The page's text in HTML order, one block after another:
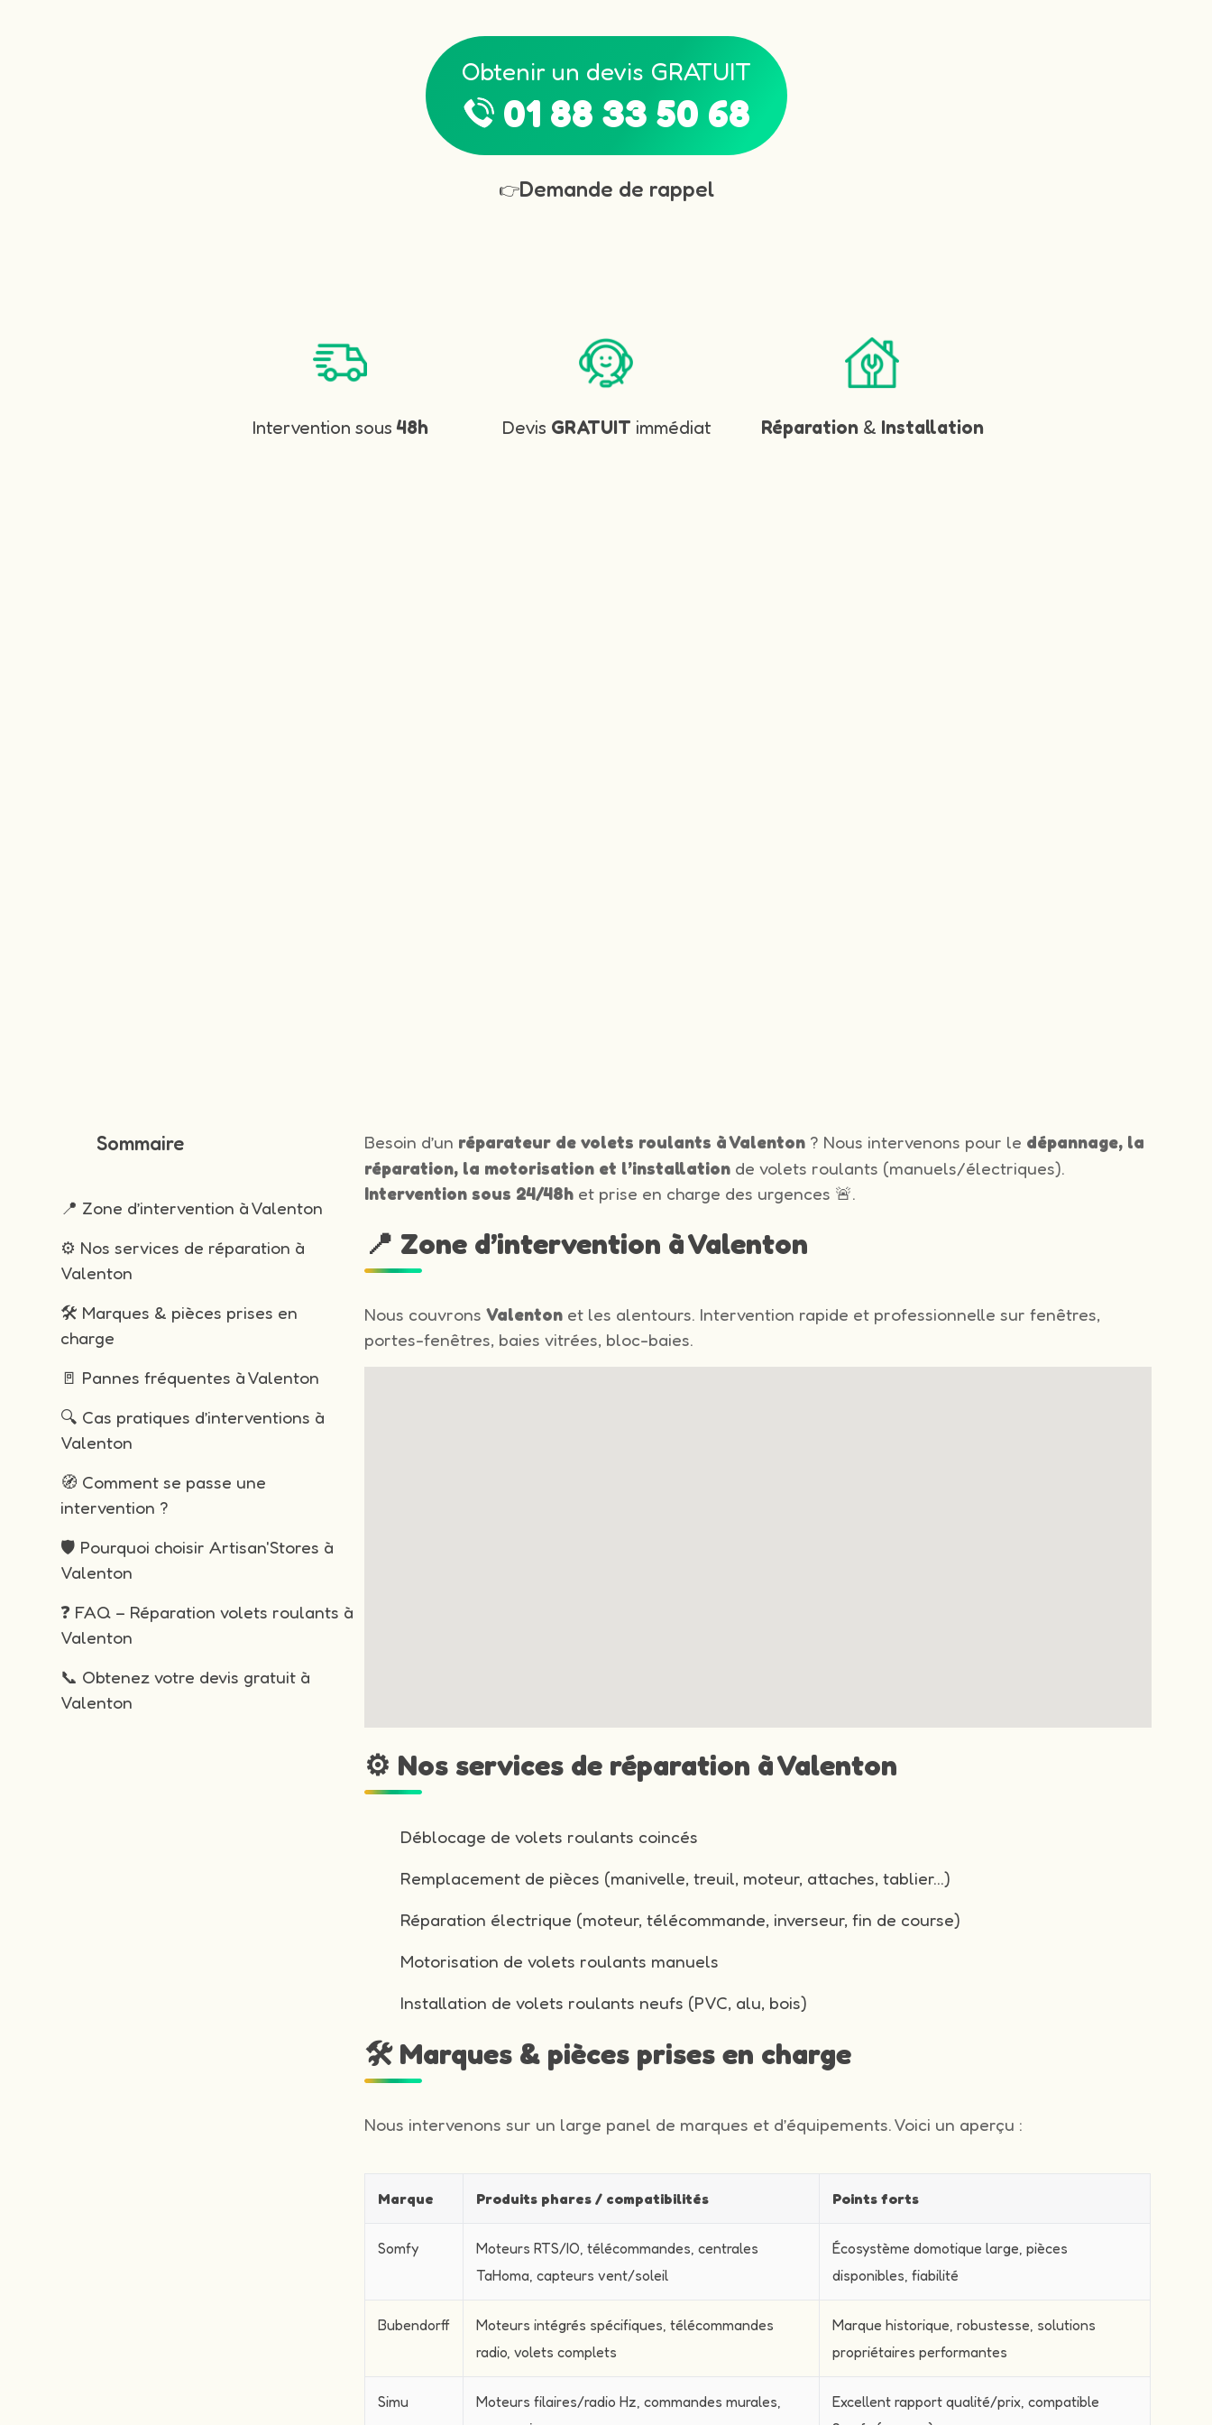
Obtenir un devis GRATUIT
01 88 33 50 68
👉Demande de rappel
Intervention sous 48h Devis GRATUIT immédiat Réparation & Installation
Sommaire
📍 Zone d’intervention à Valenton
⚙️ Nos services de réparation à
Valenton
🛠️ Marques & pièces prises en
charge
🚪 Pannes fréquentes à Valenton
🔍 Cas pratiques d’interventions à
Valenton
🧭 Comment se passe une
intervention ?
🛡️ Pourquoi choisir Artisan'Stores à
Valenton
❓ FAQ – Réparation volets roulants à
Valenton
📞 Obtenez votre devis gratuit à
Valenton
Besoin d’un réparateur de volets roulants à Valenton ? Nous intervenons pour le dépannage, la
réparation, la motorisation et l’installation de volets roulants (manuels/électriques).
Intervention sous 24/48h et prise en charge des urgences 🚨.
📍 Zone d’intervention à Valenton
Nous couvronsValenton et les alentours. Intervention rapide et professionnelle sur fenêtres,
portes-fenêtres, baies vitrées, bloc-baies.
⚙️ Nos services de réparation à Valenton
Déblocage de volets roulants coincés
Remplacement de pièces (manivelle, treuil, moteur, attaches, tablier…)
Réparation électrique (moteur, télécommande, inverseur, fin de course)
Motorisation de volets roulants manuels
Installation de volets roulants neufs (PVC, alu, bois)
🛠️ Marques & pièces prises en charge
Nous intervenons sur un large panel de marques et d’équipements. Voici un aperçu :
Marque Produits phares / compatibilités Points forts
Somfy
Moteurs RTS/IO, télécommandes, centrales
TaHoma, capteurs vent/soleil
Écosystème domotique large, pièces
disponibles, fiabilité
Bubendorff
Moteurs intégrés spécifiques, télécommandes
radio, volets complets
Marque historique, robustesse, solutions
propriétaires performantes
Simu
Moteurs filaires/radio Hz, commandes murales,
Excellent rapport qualité/prix, compatible